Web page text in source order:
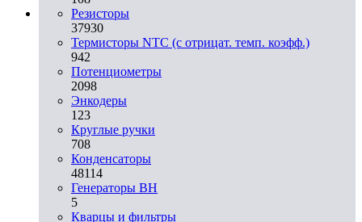
Резисторы
37930
Термисторы NTC (с отрицат. темп. коэфф.)
942
Потенциометры
2098
Энкодеры
123
Круглые ручки
708
Конденсаторы
48114
Генераторы ВН
5
Кварцы и фильтры